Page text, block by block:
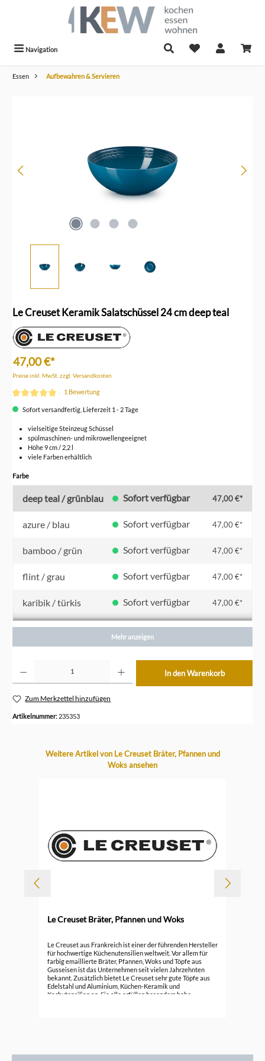
Navigation
Essen Aufbewahren & Servieren
Le Creuset Keramik Salatschüssel 24 cm deep teal
47,00 €*
Preise inkl. MwSt. zzgl. Versandkosten
1 Bewertung
Sofort versandfertig, Lieferzeit 1 - 2 Tage
vielseitige Steinzeug Schüssel
spülmaschinen- und mikrowellengeeignet
Höhe 9 cm / 2,2 l
viele Farben erhältlich
Farbeauswählen
deep teal / grünblau Sofort verfügbar 47,00 €*
azure / blau Sofort verfügbar 47,00 €*
bamboo / grün Sofort verfügbar 47,00 €*
flint / grau Sofort verfügbar 47,00 €*
karibik / türkis Sofort verfügbar 47,00 €*
kirschrot Sofort verfügbar 47,00 €*
ofenrot / orange Sofort verfügbar
Mehr anzeigen
In den Warenkorb
Zum Merkzettel hinzufügen
Artikelnummer: 235353
Produktgalerie überspringen
Weitere Artikel von Le Creuset Bräter, Pfannen und
Woks ansehen
Le Creuset Bräter, Pfannen und Woks
Le Creuset aus Frankreich ist einer der führenden Hersteller
für hochwertige Küchenutensilien weltweit. Vor allem für
farbig emaillierte Bräter, Pfannen, Woks und Töpfe aus
Gusseisen ist das Unternehmen seit vielen Jahrzehnten
bekannt. Zusätzlich bietet Le Creuset sehr gute Töpfe aus
Edelstahl und Aluminium, Küchen-Keramik und
Kochutensilien an. Sie alle erfüllen besonders hohe